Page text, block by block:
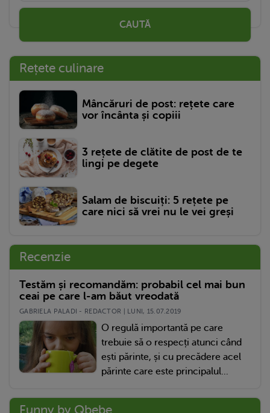
CAUTĂ
Rețete culinare
Mâncăruri de post: rețete care
vor încânta și copiii
3 rețete de clătite de post de te
lingi pe degete
Salam de biscuiți: 5 rețete pe
care nici să vrei nu le vei greși
Recenzie
Testăm și recomandăm: probabil cel mai bun
ceai pe care l-am băut vreodată
GABRIELA PALADI - REDACTOR | LUNI, 15.07.2019
O regulă importantă pe care
trebuie să o respecți atunci când
ești părinte, și cu precădere acel
părinte care este principalul...